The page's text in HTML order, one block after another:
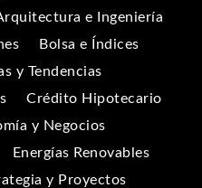
e Ingeniería
Bolsa e Índices
y Tendencias
Crédito Hipotecario
y Negocios
Energías Renovables
y Proyectos